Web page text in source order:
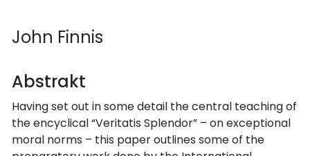
John Finnis
Abstrakt
Having set out in some detail the central teaching of
the encyclical “Veritatis Splendor” – on exceptional
moral norms – this paper outlines some of the